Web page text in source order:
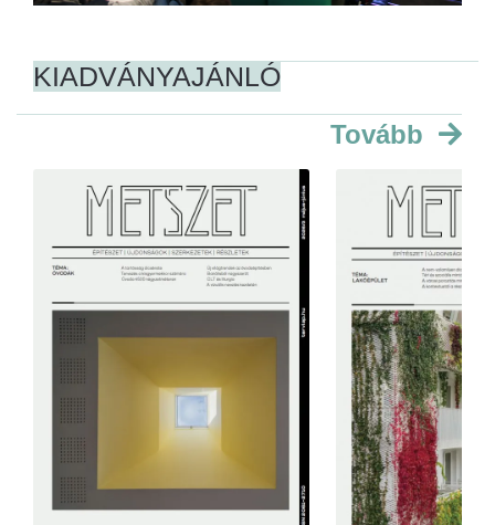
KIADVÁNYAJÁNLÓ
Tovább